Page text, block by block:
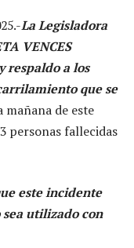
La Legisladora
VENCES
respaldo a los
que se
mañana de este
personas fallecidas
este incidente
utilizado con